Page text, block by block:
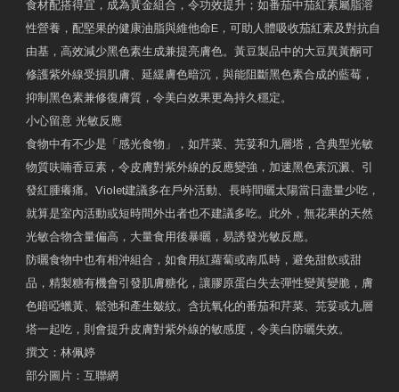
食材配搭得宜，成為黃金組合，令功效提升；如番茄中茄紅素屬脂溶
性營養，配堅果的健康油脂與維他命E，可助人體吸收茄紅素及對抗自
由基，高效減少黑色素生成兼提亮膚色。黃豆製品中的大豆異黃酮可
修護紫外線受損肌膚、延緩膚色暗沉，與能阻斷黑色素合成的藍莓，
抑制黑色素兼修復膚質，令美白效果更為持久穩定。
小心留意 光敏反應
食物中有不少是「感光食物」，如芹菜、芫荽和九層塔，含典型光敏
物質呋喃香豆素，令皮膚對紫外線的反應變強，加速黑色素沉澱、引
發紅腫癢痛。Violet建議多在戶外活動、長時間曬太陽當日盡量少吃，
就算是室內活動或短時間外出者也不建議多吃。此外，無花果的天然
光敏合物含量偏高，大量食用後暴曬，易誘發光敏反應。
防曬食物中也有相沖組合，如食用紅蘿蔔或南瓜時，避免甜飲或甜
品，精製糖有機會引發肌膚糖化，讓膠原蛋白失去彈性變黃變脆，膚
色暗啞蠟黃、鬆弛和產生皺紋。含抗氧化的番茄和芹菜、芫荽或九層
塔一起吃，則會提升皮膚對紫外線的敏感度，令美白防曬失效。
撰文：林佩婷
部分圖片：互聯網